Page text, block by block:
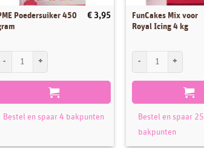
Poedersuiker 450
€ 3,95
Bestel en spaar 4 bakpunten
FunCakes Mix voor
Royal Icing 4 kg
Bestel en spaar 25
bakpunten